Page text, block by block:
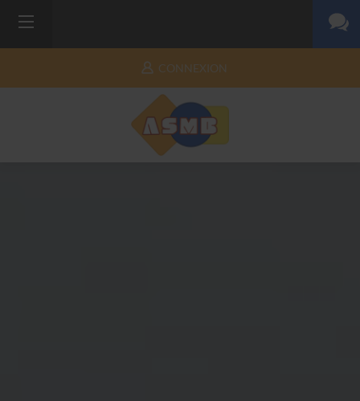
CONNEXION